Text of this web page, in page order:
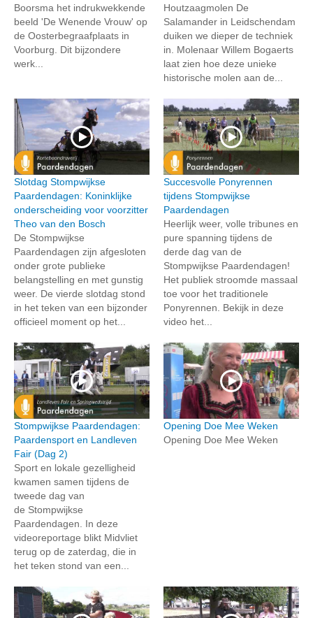
Boorsma het indrukwekkende
beeld 'De Wenende Vrouw' op
de Oosterbegraafplaats in
Voorburg. Dit bijzondere
werk...
Houtzaagmolen De
Salamander in Leidschendam
duiken we dieper de techniek
in. Molenaar Willem Bogaerts
laat zien hoe deze unieke
historische molen aan de...
Slotdag Stompwijkse
Paardendagen: Koninklijke
onderscheiding voor voorzitter
Theo van den Bosch
De Stompwijkse
Paardendagen zijn afgesloten
onder grote publieke
belangstelling en met gunstig
weer. De vierde slotdag stond
in het teken van een bijzonder
officieel moment op het...
Succesvolle Ponyrennen
tijdens Stompwijkse
Paardendagen
Heerlijk weer, volle tribunes en
pure spanning tijdens de
derde dag van de
Stompwijkse Paardendagen!
Het publiek stroomde massaal
toe voor het traditionele
Ponyrennen. Bekijk in deze
video het...
Stompwijkse Paardendagen:
Paardensport en Landleven
Fair (Dag 2)
Sport en lokale gezelligheid
kwamen samen tijdens de
tweede dag van
de Stompwijkse
Paardendagen. In deze
videoreportage blikt Midvliet
terug op de zaterdag, die in
het teken stond van een...
Opening Doe Mee Weken
Opening Doe Mee Weken